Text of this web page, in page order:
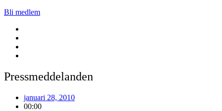
Bli medlem
Pressmeddelanden
januari 28, 2010
00:00